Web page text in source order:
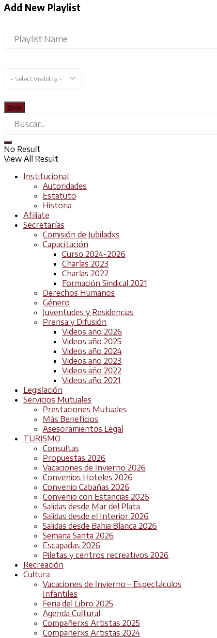
Add New Playlist
No Result
View All Result
Institucional
Autoridades
Estatuto
Historia
Afiliate
Secretarías
Comisión de Jubiladxs
Capacitación
Curso 2024-2026
Charlas 2023
Charlas 2022
Formación Sindical 2021
Derechos Humanos
Género
Juventudes y Residencias
Prensa y Difusión
Videos año 2026
Videos año 2025
Videos año 2024
Videos año 2023
Videos año 2022
Videos año 2021
Legislación
Servicios Mutuales
Prestaciones Mutuales
Más Beneficios
Asesoramientos Legal
TURISMO
Consultas
Propuestas 2026
Vacaciones de Invierno 2026
Convenios Hoteles 2026
Convenio Cabañas 2026
Convenio con Estancias 2026
Salidas desde Mar del Plata
Salidas desde el Interior 2026
Salidas desde Bahia Blanca 2026
Semana Santa 2026
Escapadas 2026
Piletas y centros recreativos 2026
Recreación
Cultura
Vacaciones de Invierno – Espectáculos
Infantiles
Feria del Libro 2025
Agenda Cultural
Compañerxs Artistas 2025
Compañerxs Artistas 2024